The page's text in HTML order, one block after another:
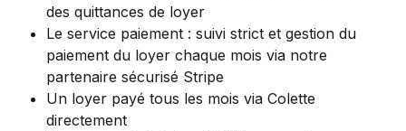
des quittances de loyer
Le service paiement : suivi strict et gestion du
paiement du loyer chaque mois via notre
partenaire sécurisé Stripe
Un loyer payé tous les mois via Colette
directement